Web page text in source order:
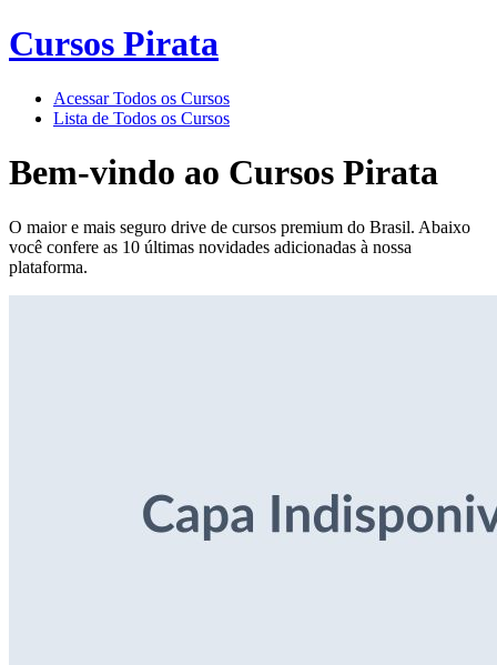
Cursos Pirata
Acessar Todos os Cursos
Lista de Todos os Cursos
Bem-vindo ao Cursos Pirata
O maior e mais seguro drive de cursos premium do Brasil. Abaixo
você confere as 10 últimas novidades adicionadas à nossa
plataforma.